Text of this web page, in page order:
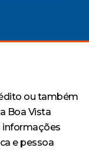
ou também
Boa Vista
informações
e pessoa